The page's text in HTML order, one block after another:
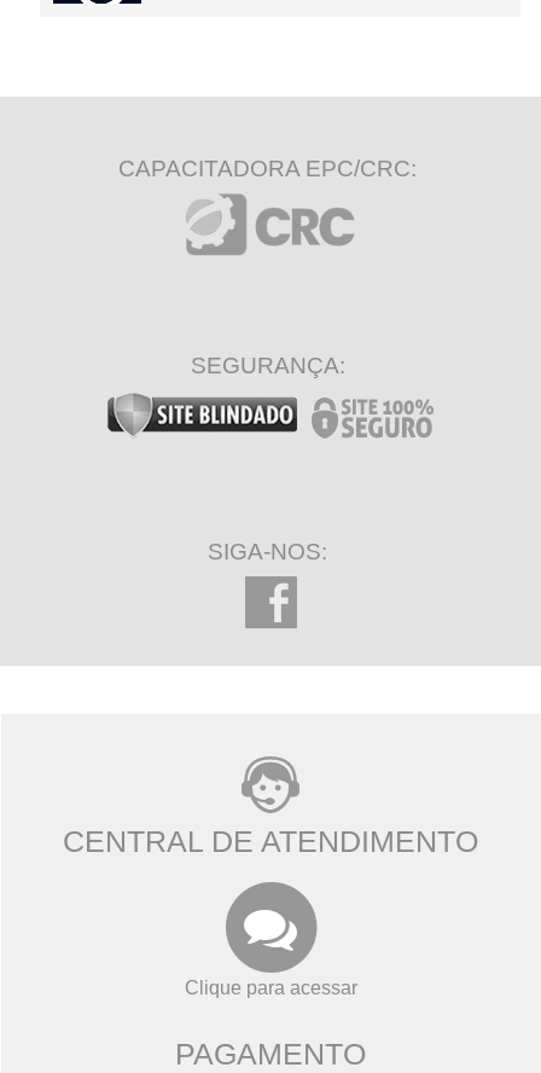
CAPACITADORA EPC/CRC:
SEGURANÇA:
SIGA-NOS:
CENTRAL DE ATENDIMENTO
Clique para acessar
PAGAMENTO